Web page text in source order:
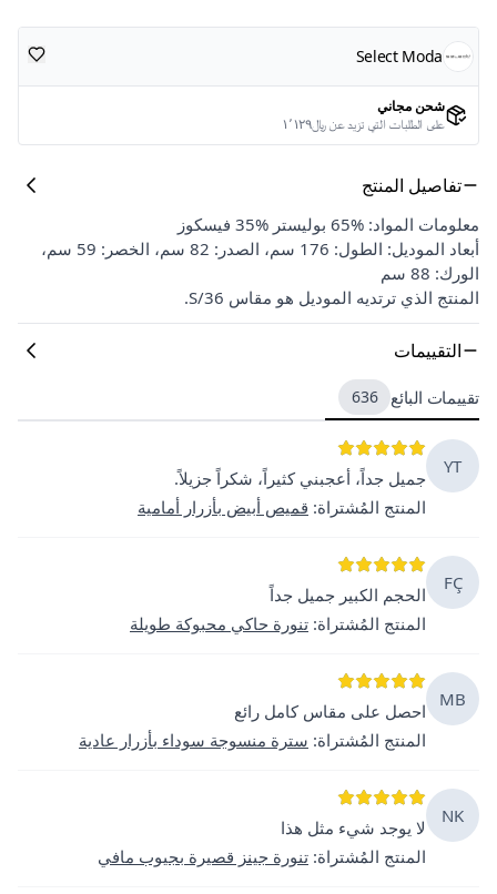
Select Moda
شحن مجاني
على الطلبات التي تزيد عن ﷼١٬١٢٩
تفاصيل المنتج
معلومات المواد: %65 بوليستر %35 فيسكوز
أبعاد الموديل: الطول: 176 سم، الصدر: 82 سم، الخصر: 59 سم،
الورك: 88 سم
المنتج الذي ترتديه الموديل هو مقاس 36/S.
التقييمات
تقييمات البائع 636
YT
جميل جداً، أعجبني كثيراً، شكراً جزيلاً.
المنتج المُشتراة: قميص أبيض بأزرار أمامية
FÇ
الحجم الكبير جميل جداً
المنتج المُشتراة: تنورة حاكي محبوكة طويلة
MB
احصل على مقاس كامل رائع
المنتج المُشتراة: سترة منسوجة سوداء بأزرار عادية
NK
لا يوجد شيء مثل هذا
المنتج المُشتراة: تنورة جينز قصيرة بجيوب مافي